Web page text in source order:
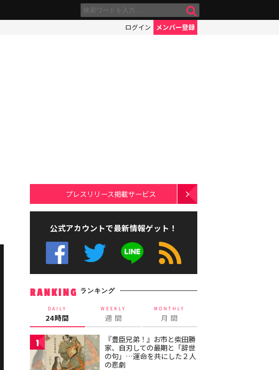
ログイン メンバー登録
プレスリリース掲載サービス
公式アカウントで最新情報ゲット！
RANKING ランキング
DAILY
24時間
WEEKLY
週 間
MONTHLY
月 間
1
『豊臣兄弟！』お市と柴田勝
家、自刃しての最期と「辞世
の句」…運命を共にした２人
の悲劇